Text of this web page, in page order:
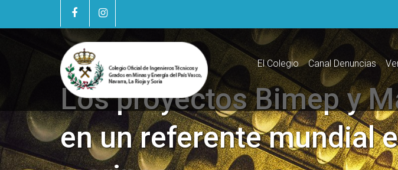
El Colegio Canal Denuncias
Los proyectos Bimep y
en un referente mundial